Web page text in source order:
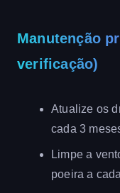
Manutenção
verificação)
Atualize os
cada 3
Limpe a
poeira a